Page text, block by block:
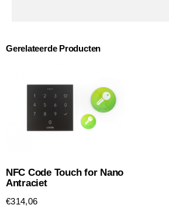
Gerelateerde Producten
NFC Code Touch for Nano
Antraciet
€314,06